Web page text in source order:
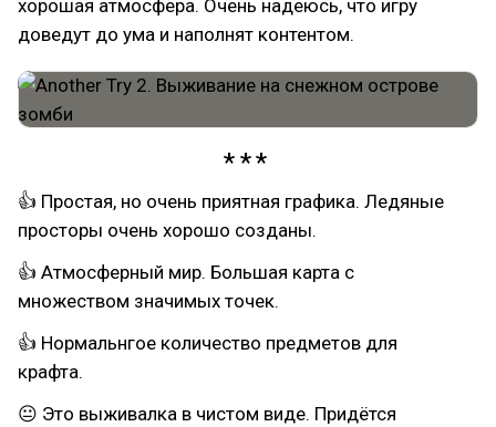
хорошая атмосфера. Очень надеюсь, что игру
доведут до ума и наполнят контентом.
👍 Простая, но очень приятная графика. Ледяные
просторы очень хорошо созданы.
👍 Атмосферный мир. Большая карта с
множеством значимых точек.
👍 Нормальнгое количество предметов для
крафта.
😐 Это выживалка в чистом виде. Придётся